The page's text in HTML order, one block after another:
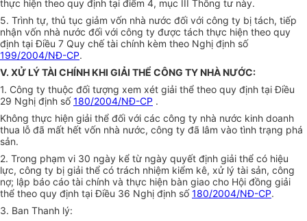
thực hiện theo quy định tại điểm 4, mục III Thông tư này.
5. Trình tự, thủ tục giảm vốn nhà nước đối với công ty bị tách, tiếp
nhận vốn nhà nước đối với công ty được tách thực hiện theo quy
định tại Điều 7 Quy chế tài chính kèm theo Nghị định số
199/2004/NĐ-CP.
V. XỬ LÝ TÀI CHÍNH KHI GIẢI THỂ CÔNG TY NHÀ NƯỚC:
1. Công ty thuộc đối tượng xem xét giải thể theo quy định tại Điều
29 Nghị định số180/2004/NĐ-CP .
Không thực hiện giải thể đối với các công ty nhà nước kinh doanh
thua lỗ đã mất hết vốn nhà nước, công ty đã lâm vào tình trạng phá
sản.
2. Trong phạm vi 30 ngày kể từ ngày quyết định giải thể có hiệu
lực, công ty bị giải thể có trách nhiệm kiểm kê, xử lý tài sản, công
nợ; lập báo cáo tài chính và thực hiện bàn giao cho Hội đồng giải
thể theo quy định tại Điều 36 Nghị định số180/2004/NĐ-CP.
3. Ban Thanh lý: